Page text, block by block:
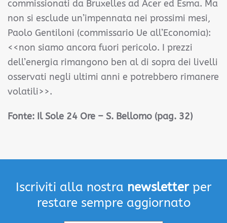
commissionati da Bruxelles ad Acer ed Esma. Ma
non si esclude un’impennata nei prossimi mesi,
Paolo Gentiloni (commissario Ue all’Economia):
<<non siamo ancora fuori pericolo. I prezzi
dell’energia rimangono ben al di sopra dei livelli
osservati negli ultimi anni e potrebbero rimanere
volatili>>.
Fonte: Il Sole 24 Ore – S. Bellomo (pag. 32)
Iscriviti alla nostra newsletterper
restare sempre aggiornato